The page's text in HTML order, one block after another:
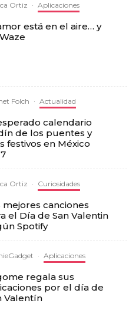
Ortiz · Aplicaciones
está en el aire… y
Folch · Actualidad
calendario
de los puentes y
festivos en México
Ortiz · Curiosidades
mejores canciones
el Día de San Valentin
Spotify
· Aplicaciones
regala sus
por el día de
Valentín